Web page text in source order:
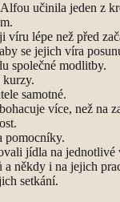
učinila jeden z
lépe než před
se jejich víra
společné modlitby.
kurzy.
samotné.
více, než na
pomocníky.
jídla na jednotlivé
někdy i na jejich
setkání.